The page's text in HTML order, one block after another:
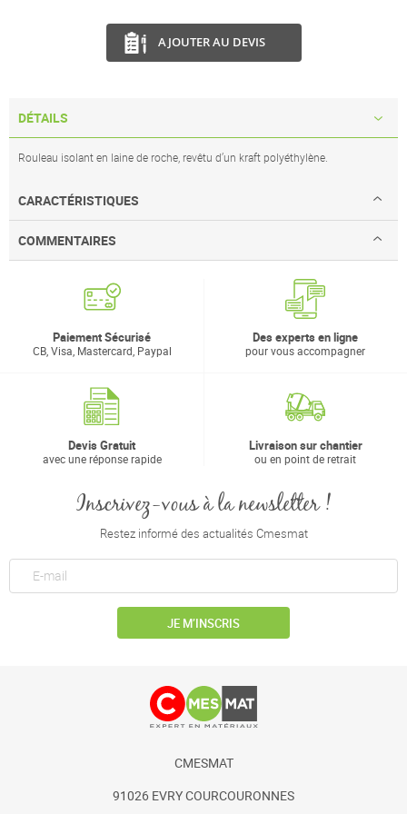
AJOUTER AU DEVIS
DÉTAILS
Rouleau isolant en laine de roche, revêtu d’un kraft polyéthylène.
CARACTÉRISTIQUES
COMMENTAIRES
Paiement Sécurisé
CB, Visa, Mastercard, Paypal
Des experts en ligne
pour vous accompagner
Devis Gratuit
avec une réponse rapide
Livraison sur chantier
ou en point de retrait
Inscrivez-vous à la newsletter !
Restez informé des actualités Cmesmat
JE M’INSCRIS
CMESMAT
91026 EVRY COURCOURONNES